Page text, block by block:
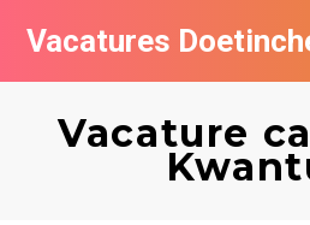
Vacatures
Vacature
Vacatures per bedrijf
De populairste vacatures in